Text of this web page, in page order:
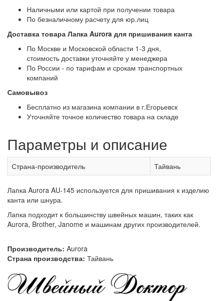
Наличными или картой при получении товара
По безналичному расчету для юр.лиц
Доставка товара Лапка Aurora для пришивания канта
По Москве и Московской области 1-3 дня,
стоимость доставки уточняйте у менеджера
По России - по тарифам и срокам транспортных
компаний
Самовывоз
Бесплатно из магазина компании в г.Егорьевск
Уточняйте точное количество товара на складе
Параметры и описание
Страна-производитель Тайвань
Лапка Aurora AU-145 используется для пришивания к изделию
канта или шнура.
Лапка подходит к большинству швейных машин, таких как
Aurora, Brother, Janome и машинам других производителей.
Производитель: Aurora
Страна производства: Тайвань